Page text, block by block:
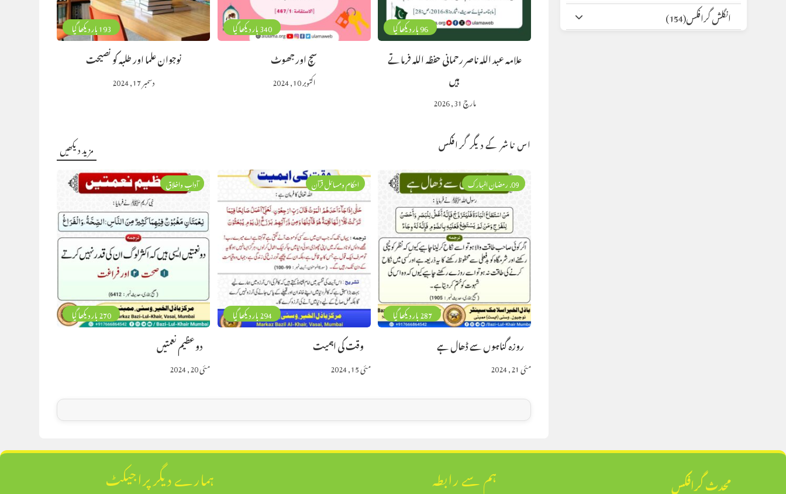
193 بار دیکھا گیا
نوجوان علما اور طلبہ کو نصیحت
دسمبر 17, 2024
340 بار دیکھا گیا
سچ اور جھوٹ
اکتوبر 10, 2024
96 بار دیکھا گیا
علامہ عبد اللہ ناصر رحمانی حفظہ اللہ فرماتے
ہیں
مارچ 31, 2026
اس ناشر کے دیگر گرافکس مزید دیکھیں
270 بار دیکھا گیا
آداب واخلاق
دو عظیم نعمتیں
مئی 20, 2024
294 بار دیکھا گیا
احکام ومسائل قرآن
وقت کی اہمیت
مئی 15, 2024
287 بار دیکھا گیا
09. رمضان المبارک
روزہ گناہوں سے ڈھال ہے
مئی 21, 2024
انگلش گرافکس(154)
ہمارے دیگر پراجیکٹ ہم سے رابطہ محدث گرافکس